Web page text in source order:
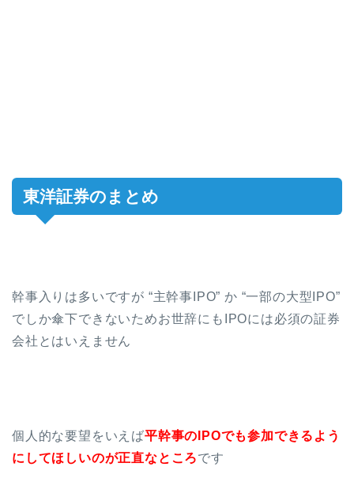
東洋証券のまとめ
幹事入りは多いですが “主幹事IPO” か “一部の大型IPO”
でしか傘下できないためお世辞にもIPOには必須の証券
会社とはいえません
個人的な要望をいえば平幹事のIPOでも参加できるよう
にしてほしいのが正直なところです